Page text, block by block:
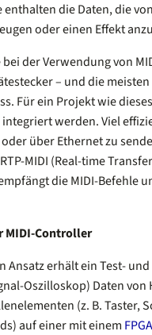
enthalten die Daten, die
oder einen Effekt
der Verwendung von
– und die
Für ein Projekt wie
werden. Viel
über Ethernet zu
MIDI (Real-time
die MIDI-Befehle
MIDI-Controller
Ansatz erhält ein Test-
Oszilloskop) Daten von
(z. B. Taster,
auf einer mit einem FPGA